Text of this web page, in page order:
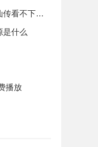
凡人修仙传好看吗 凡人修仙传看不下去的原因
是什么
播放